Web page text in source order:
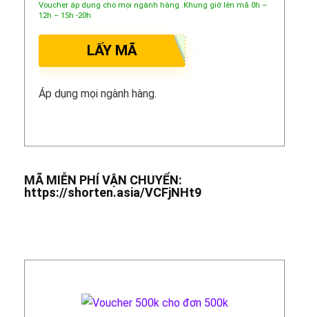
Voucher áp dụng cho mọi ngành hàng .Khung giờ lên mã 0h –
12h – 15h -20h
LẤY MÃ
Áp dụng mọi ngành hàng.
MÃ MIỄN PHÍ VẬN CHUYỂN:
https://shorten.asia/VCFjNHt9